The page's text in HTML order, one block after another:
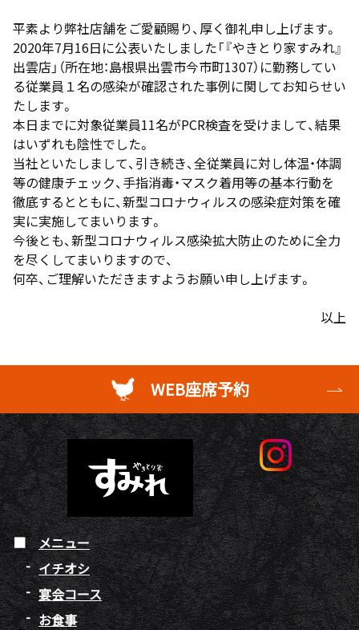
平素より弊社店舗をご愛顧賜り、厚く御礼申し上げます。
2020年7月16日に公表いたしました「『やきとり家すみれ』
出雲店」（所在地：島根県出雲市今市町1307）に勤務してい
る従業員１名の感染が確認された事例に関してお知らせい
たします。
本日までに対象従業員11名がPCR検査を受けまして、結果
はいずれも陰性でした。
当社といたしまして、引き続き、全従業員に対し体温・体調
等の健康チェック、手指消毒・マスク着用等の基本行動を
徹底するとともに、新型コロナウィルスの感染症対策を確
実に実施してまいります。
今後とも、新型コロナウィルス感染拡大防止のために全力
を尽くしてまいりますので、
何卒、ご理解いただきますようお願い申し上げます。
以上
WEB座席予約
メニュー
イチオシ
宴会コース
お食事